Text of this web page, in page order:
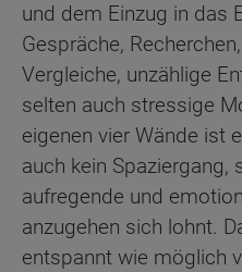
und dem Einzug in das
Gespräche,
Vergleiche, unzählige
selten auch stressige
eigenen vier Wände ist
auch kein Spaziergang,
aufregende und
anzugehen sich lohnt.
entspannt wie möglich